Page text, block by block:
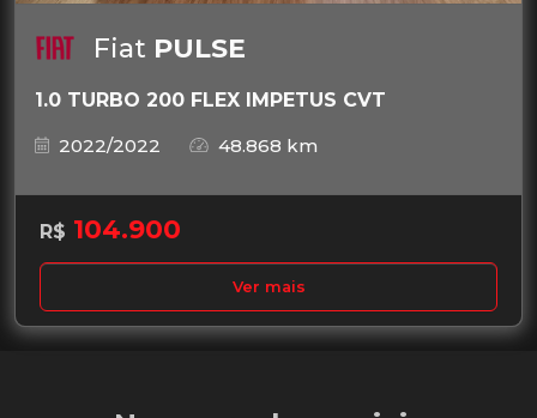
Fiat PULSE
1.0 TURBO 200 FLEX IMPETUS CVT
2022/2022
48.868 km
R$ 104.900
Ver mais